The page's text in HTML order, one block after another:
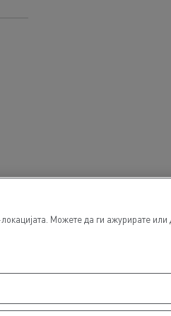
Можете да ги ажурирате